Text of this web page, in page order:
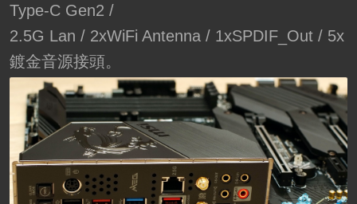
Type-C Gen2 /
2.5G Lan / 2xWiFi Antenna / 1xSPDIF_Out / 5x
鍍金音源接頭。